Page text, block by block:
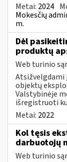
Metai: 2024
Mokesčių
m.
Dėl
produktų
Web turinio
Atsižvelgdami
objektų
Valstybinėje
išregistruoti
Metai: 2022
Kol tęsis
darbuotojų
Web turinio